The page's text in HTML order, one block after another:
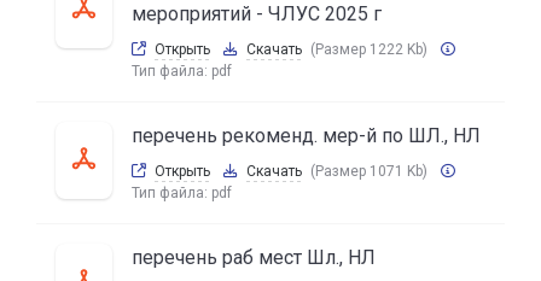
мероприятий - ЧЛУС 2025 г
Открыть Скачать (Размер 1222 Kb)
Тип файла: pdf
перечень рекоменд. мер-й по ШЛ., НЛ
Открыть Скачать (Размер 1071 Kb)
Тип файла: pdf
перечень раб мест Шл., НЛ